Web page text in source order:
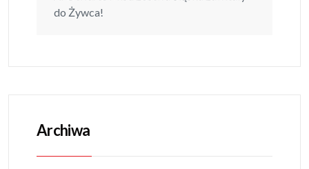
do Żywca!
Archiwa